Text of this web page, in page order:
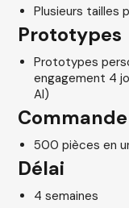
Plusieurs tailles
Prototypes
Prototypes
engagement 4
AI)
Commande
500 pièces en
Délai
4 semaines